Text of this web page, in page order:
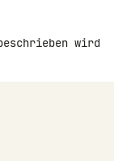
wird